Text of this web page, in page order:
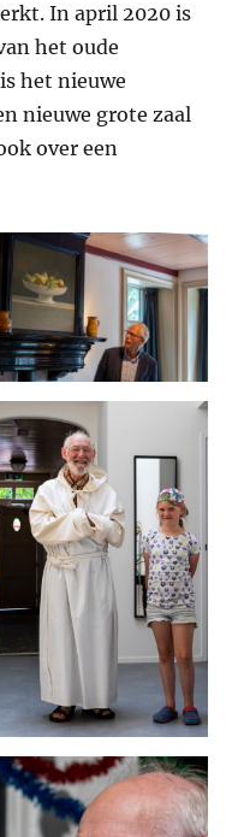
In april 2020 is
het oude
het nieuwe
nieuwe grote zaal
over een